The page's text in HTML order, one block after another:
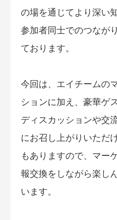
の場を通じてより深い
参加者同士でのつなが
ております。
今回は、エイチームの
ションに加え、豪華ゲ
ディスカッションや交
にお召し上がりいただ
もありますので、マー
報交換をしながら楽し
います。